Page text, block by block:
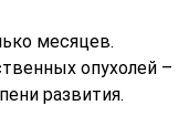
месяцев.
опухолей –
развития.